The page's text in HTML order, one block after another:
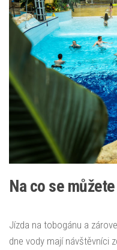
Na co se
Jízda na tobogánu a
dne vody mají návštěvníci